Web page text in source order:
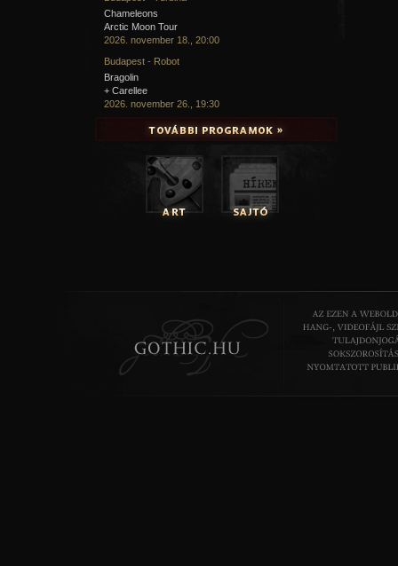
Chameleons
Arctic Moon Tour
2026. november 18., 20:00
Budapest - Robot
Bragolin
+ Carellee
2026. november 26., 19:30